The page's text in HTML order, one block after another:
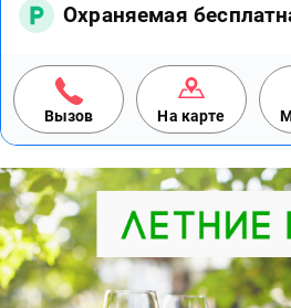
Охраняемая
Вызов На карте